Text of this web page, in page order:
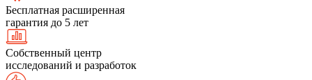
Бесплатная расширенная
гарантия до 5 лет
Собственный центр
исследований и разработок